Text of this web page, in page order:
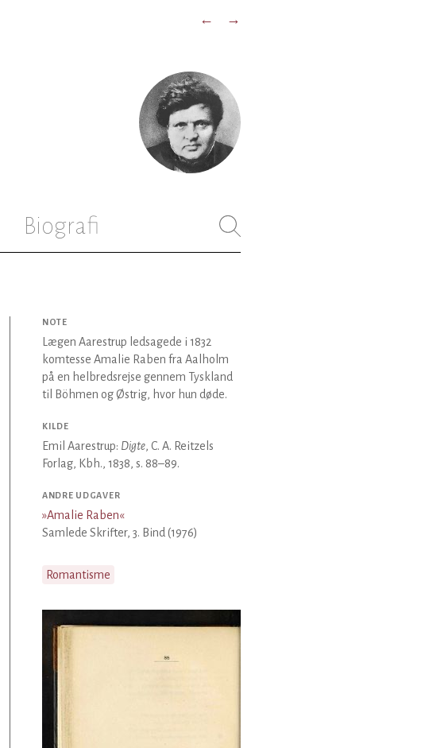
← →
Biografi
NOTE
Lægen Aarestrup ledsagede i 1832
komtesse Amalie Raben fra Aalholm
på en helbredsrejse gennem Tyskland
til Böhmen og Østrig, hvor hun døde.
KILDE
Emil Aarestrup: Digte, C. A. Reitzels
Forlag, Kbh., 1838, s. 88–89.
ANDRE UDGAVER
»Amalie Raben«
Samlede Skrifter, 3. Bind (1976)
Romantisme